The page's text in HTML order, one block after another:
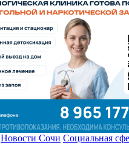
Новости Сочи Социальная